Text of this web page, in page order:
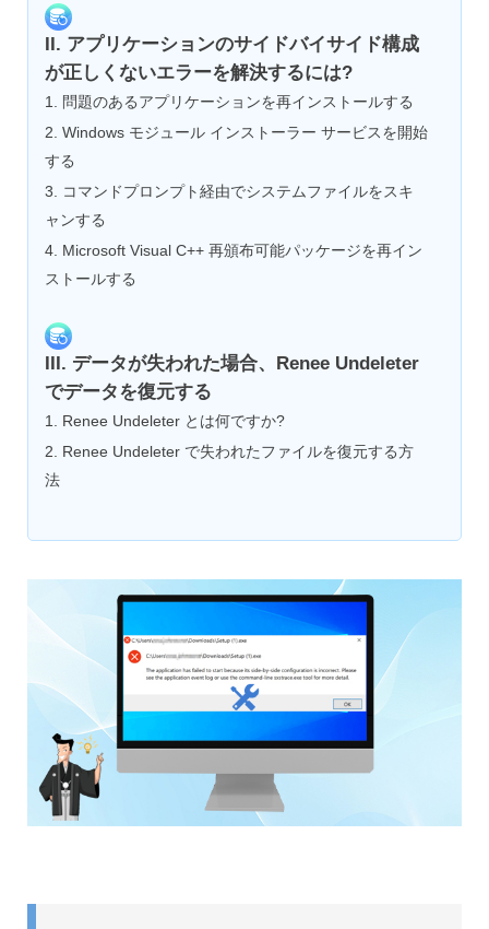
II. アプリケーションのサイドバイサイド構成
が正しくないエラーを解決するには?
1. 問題のあるアプリケーションを再インストールする
2. Windows モジュール インストーラー サービスを開始
する
3. コマンドプロンプト経由でシステムファイルをスキ
ャンする
4. Microsoft Visual C++ 再頒布可能パッケージを再イン
ストールする
III. データが失われた場合、Renee Undeleter
でデータを復元する
1. Renee Undeleter とは何ですか?
2. Renee Undeleter で失われたファイルを復元する方
法